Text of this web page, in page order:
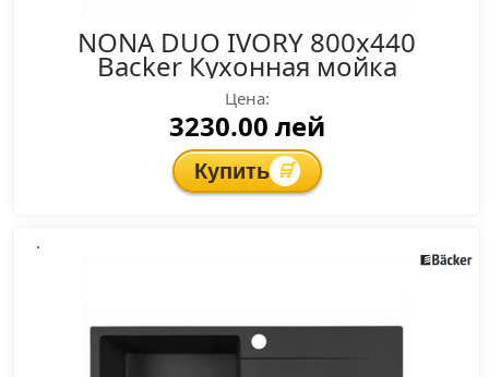
NONA DUO IVORY 800x440
Backer Кухонная мойка
Цена:
3230.00 лей
Купить 🛒
.